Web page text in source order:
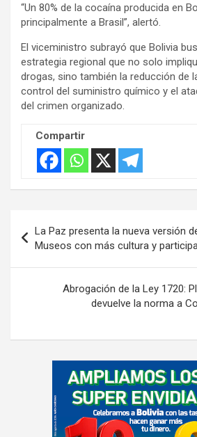
e
r
t
i
s
e
e
:
“Un 80% de la cocaína producida en
principalmente a Brasil”, alertó.
El viceministro subrayó que Bolivia
estrategia regional que no solo
drogas, sino también la reducción de
control del suministro químico y el
del crimen organizado.
Compartir
de
entradas
La Paz presenta la nueva versión
Museos con más cultura y
Abrogación de la Ley 1720:
devuelve la norma a